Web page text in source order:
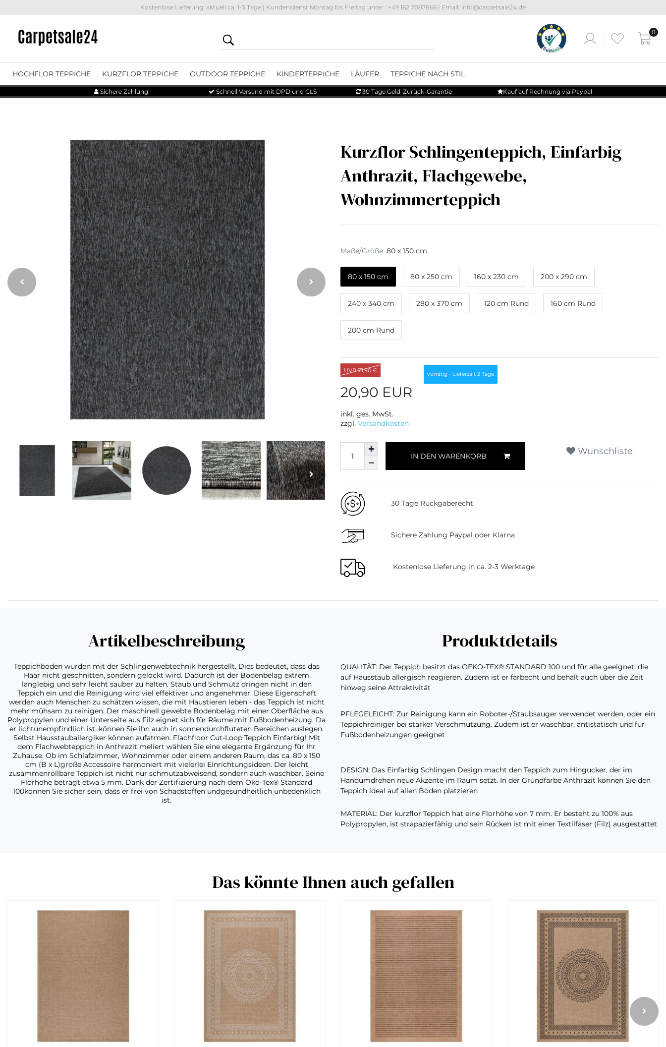
Kostenlose Lieferung: aktuell ca. 1-3 Tage | Kundendienst Montag bis Freitag unter : +49 162 7087866 | Email: info@carpetsale24.de
0
HOCHFLOR TEPPICHE KURZFLOR TEPPICHE OUTDOOR TEPPICHE KINDERTEPPICHE LÄUFER TEPPICHE NACH STIL
Sichere Zahlung Schnell Versand mit DPD und GLS 30 Tage Geld-Zurück-Garantie Kauf auf Rechnung via Paypal
Kurzflor Schlingenteppich, Einfarbig
Anthrazit, Flachgewebe,
Wohnzimmerteppich
Maße/Größe: 80 x 150 cm
80 x 150 cm 80 x 250 cm 160 x 230 cm 200 x 290 cm
240 x 340 cm 280 x 370 cm 120 cm Rund 160 cm Rund
200 cm Rund
UVP 71,90 €
20,90 EUR
inkl. ges. MwSt.
zzgl. Versandkosten
vorrätig - Lieferzeit 2 Tage
IN DEN WARENKORB Wunschliste
30 Tage Rückgaberecht
Sichere Zahlung Paypal oder Klarna
Kostenlose Lieferung in ca. 2-3 Werktage
Artikelbeschreibung
Teppichböden wurden mit der Schlingenwebtechnik hergestellt. Dies bedeutet, dass das
Haar nicht geschnitten, sondern gelockt wird. Dadurch ist der Bodenbelag extrem
langlebig und sehr leicht sauber zu halten. Staub und Schmutz dringen nicht in den
Teppich ein und die Reinigung wird viel effektiver und angenehmer. Diese Eigenschaft
werden auch Menschen zu schätzen wissen, die mit Haustieren leben - das Teppich ist nicht
mehr mühsam zu reinigen. Der maschinell gewebte Bodenbelag mit einer Oberfläche aus
Polypropylen und einer Unterseite aus Filz eignet sich für Räume mit Fußbodenheizung. Da
er lichtunempfindlich ist, können Sie ihn auch in sonnendurchfluteten Bereichen auslegen.
Selbst Hausstauballergiker können aufatmen. Flachfloor Cut-Loop Teppich Einfarbig! Mit
dem Flachwebteppich in Anthrazit meliert wählen Sie eine elegante Ergänzung für Ihr
Zuhause. Ob im Schlafzimmer, Wohnzimmer oder einem anderen Raum, das ca. 80 x 150
cm (B x L)große Accessoire harmoniert mit vielerlei Einrichtungsideen. Der leicht
zusammenrollbare Teppich ist nicht nur schmutzabweisend, sondern auch waschbar. Seine
Florhöhe beträgt etwa 5 mm. Dank der Zertifizierung nach dem Öko-Tex® Standard
100können Sie sicher sein, dass er frei von Schadstoffen undgesundheitlich unbedenklich
ist.
Produktdetails
QUALITÄT: Der Teppich besitzt das OEKO-TEX® STANDARD 100 und für alle geeignet, die
auf Hausstaub allergisch reagieren. Zudem ist er farbecht und behält auch über die Zeit
hinweg seine Attraktivität
PFLEGELEICHT: Zur Reinigung kann ein Roboter-/Staubsauger verwendet werden, oder ein
Teppichreiniger bei starker Verschmutzung. Zudem ist er waschbar, antistatisch und für
Fußbodenheizungen geeignet
DESIGN: Das Einfarbig Schlingen Design macht den Teppich zum Hingucker, der im
Handumdrehen neue Akzente im Raum setzt. In der Grundfarbe Anthrazit können Sie den
Teppich ideal auf allen Böden platzieren
MATERIAL: Der kurzflor Teppich hat eine Florhöhe von 7 mm. Er besteht zu 100% aus
Polypropylen, ist strapazierfähig und sein Rücken ist mit einer Textilfaser (Filz) ausgestattet
Das könnte Ihnen auch gefallen